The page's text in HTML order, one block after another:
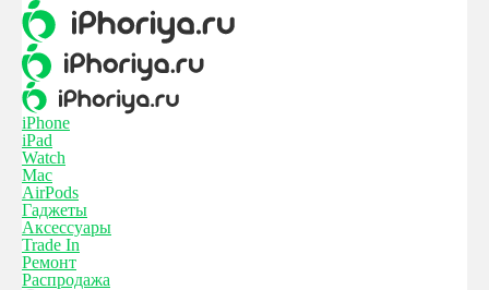
iPhone
iPad
Watch
Mac
AirPods
Гаджеты
Аксессуары
Trade In
Ремонт
Распродажа